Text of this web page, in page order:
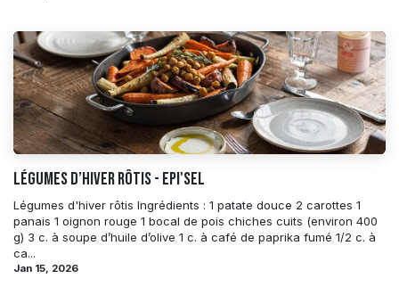
Légumes d’hiver rôtis - EPI'SEL
Légumes d'hiver rôtis Ingrédients : 1 patate douce 2 carottes 1
panais 1 oignon rouge 1 bocal de pois chiches cuits (environ 400
g) 3 c. à soupe d’huile d’olive 1 c. à café de paprika fumé 1/2 c. à
ca...
Jan 15, 2026